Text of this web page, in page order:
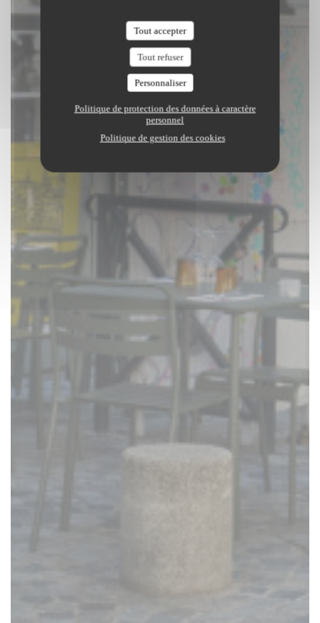
Tout accepter
Tout refuser
Personnaliser
Politique de protection des données à caractère
personnel
Politique de gestion des cookies